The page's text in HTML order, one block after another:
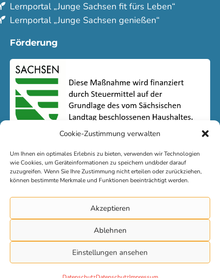
Cookie-Zustimmung verwalten
Um Ihnen ein optimales Erlebnis zu bieten, verwenden wir Technologien
wie Cookies, um Geräteinformationen zu speichern und/oder darauf
zuzugreifen. Wenn Sie Ihre Zustimmung nicht erteilen oder zurückziehen,
können bestimmte Merkmale und Funktionen beeinträchtigt werden.
Akzeptieren
Ablehnen
Einstellungen ansehen
Lern­portal „Junge Sachsen fit fürs Leben“
Lern­portal „Junge Sachsen genießen“
Förderung
© 2026 LSJ Sachsen
Kontakt
Impressum
Datenschutz